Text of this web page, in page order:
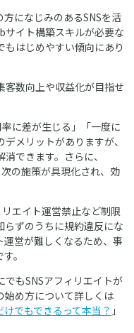
になじみのあるSNSを活
サイト構築スキルが必要な
はじめやすい傾向にあり
客数向上や収益化が目指せ
に差が生じる」「一度に
メリットがありますが、
できます。さらに、
の施策が具現化され、効
エイト運営禁止など制限
らずのうちに規約違反にな
営が難しくなるため、事
。
でもSNSアフィリエイトが
始め方について詳しくは
でもできるって本当？ 」